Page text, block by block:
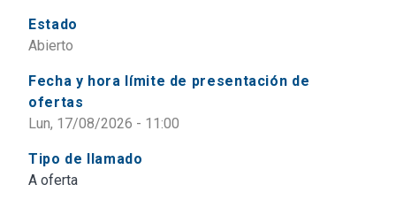
Estado
Abierto
Fecha y hora límite de presentación de
ofertas
Lun, 17/08/2026 - 11:00
Tipo de llamado
A oferta